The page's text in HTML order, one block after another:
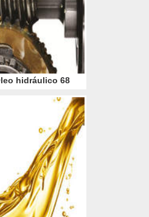
hidráulico 68